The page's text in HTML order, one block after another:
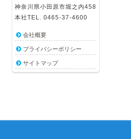
神奈川県小田原市堀之内458
本社TEL. 0465-37-4600
会社概要
プライバシーポリシー
サイトマップ